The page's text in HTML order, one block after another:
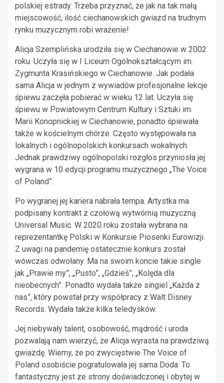
polskiej estrady. Trzeba przyznać, że jak na tak małą
miejscowość, ilość ciechanowskich gwiazd na trudnym
rynku muzycznym robi wrażenie!
Alicja Szemplińska urodziła się w Ciechanowie w 2002
roku. Uczyła się w I Liceum Ogólnokształcącym im.
Zygmunta Krasińskiego w Ciechanowie. Jak podała
sama Alicja w jednym z wywiadów profesjonalne lekcje
śpiewu zaczęła pobierać w wieku 12 lat. Uczyła się
śpiewu w Powiatowym Centrum Kultury i Sztuki im.
Marii Konopnickiej w Ciechanowie, ponadto śpiewała
także w kościelnym chórze. Często występowała na
lokalnych i ogólnopolskich konkursach wokalnych.
Jednak prawdziwy ogólnopolski rozgłos przyniosła jej
wygrana w 10 edycji programu muzycznego „The Voice
of Poland”.
Po wygranej jej kariera nabrała tempa. Artystka ma
podpisany kontrakt z czołową wytwórnią muzyczną
Universal Music. W 2020 roku została wybrana na
reprezentantkę Polski w Konkursie Piosenki Eurowizji.
Z uwagi na pandemię ostatecznie konkurs został
wówczas odwołany. Ma na swoim koncie takie single
jak „Prawie my”, „Pusto”, „Gdzieś”, „Kolęda dla
nieobecnych”. Ponadto wydała także singiel „Każda z
nas”, który powstał przy współpracy z Walt Disney
Records. Wydała także kilka teledysków.
Jej niebywały talent, osobowość, mądrość i uroda
pozwalają nam wierzyć, że Alicja wyrasta na prawdziwą
gwiazdę. Wiemy, że po zwycięstwie The Voice of
Poland osobiście pogratulowała jej sama Doda. To
fantastyczny jest ze strony doświadczonej i obytej w